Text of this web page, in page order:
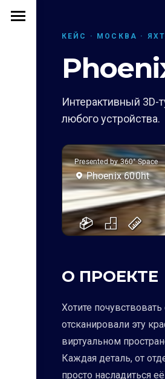
КЕЙС · МОСКВА ·
Интерактивный 3D-
любого устройства.
О ПРОЕКТЕ
Хотите
отсканировали эту
виртуальном
Каждая деталь, от
просто насладиться